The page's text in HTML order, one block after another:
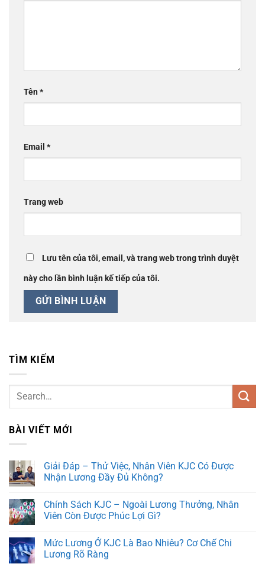
Tên*
Email *
Trang web
Lưu tên của tôi, email, và trang web trong trình duyệt
này cho lần bình luận kế tiếp của tôi.
TÌM KIẾM
BÀI VIẾT MỚI
Giải Đáp – Thử Việc, Nhân Viên KJC Có Được
Nhận Lương Đầy Đủ Không?
Chính Sách KJC – Ngoài Lương Thưởng, Nhân
Viên Còn Được Phúc Lợi Gì?
Mức Lương Ở KJC Là Bao Nhiêu? Cơ Chế Chi
Lương Rõ Ràng